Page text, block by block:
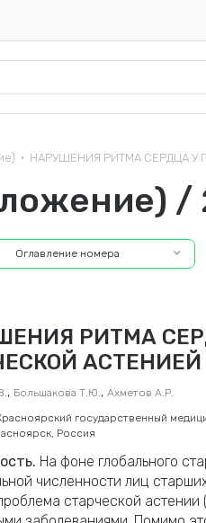
• НАРУШЕНИЯ РИТМА СЕРДЦА У
/
Оглавление номера
РИТМА
АСТЕНИЕЙ
государственный
Россия
На фоне глобального
численности лиц
старческой
, Большакова Т.Ю. , Ахметов А.Р.